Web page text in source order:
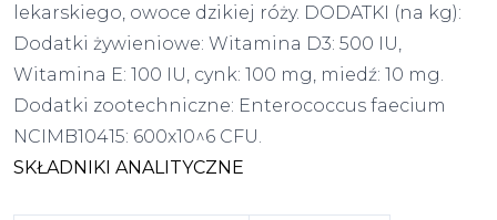
lekarskiego, owoce dzikiej róży. DODATKI (na kg):
Dodatki żywieniowe: Witamina D3: 500 IU,
Witamina E: 100 IU, cynk: 100 mg, miedź: 10 mg.
Dodatki zootechniczne: Enterococcus faecium
NCIMB10415: 600x10^6 CFU.
SKŁADNIKI ANALITYCZNE